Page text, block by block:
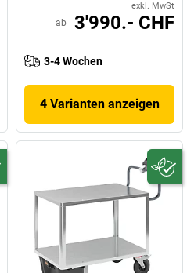
exkl. MwSt
ab 3'990.- CHF
3-4 Wochen
4 Varianten anzeigen